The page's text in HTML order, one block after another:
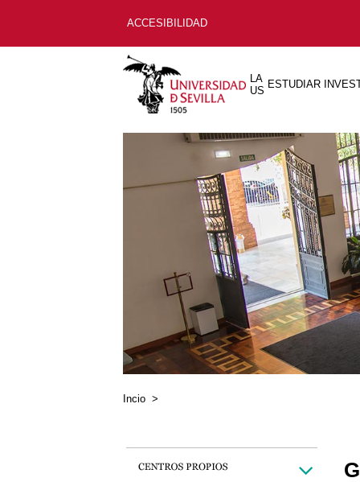
ACCESIBILIDAD
LA
US
ESTUDIAR
Incio >